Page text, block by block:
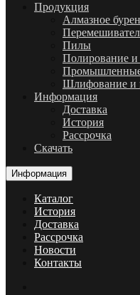
Продукция
Алмазное
Пилы
Полирование и
Шлифование и
Информация
Доставка
История
Рассрочка
Скачать
Информация
Каталог
История
Доставка
Рассрочка
Новости
Контакты